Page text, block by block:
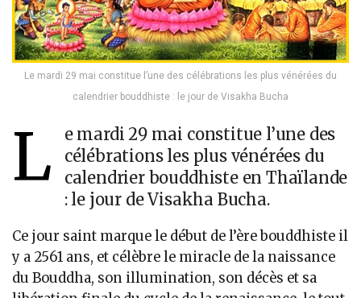
Le mardi 29 mai constitue l’une des célébrations les plus vénérées du
calendrier bouddhiste : le jour de Visakha Bucha
L
e mardi 29 mai constitue l’une des
célébrations les plus vénérées du
calendrier bouddhiste en Thaïlande
: le jour de Visakha Bucha.
Ce jour saint marque le début de l’ère bouddhiste il
y a 2561 ans, et célèbre le miracle de la naissance
du Bouddha, son illumination, son décès et sa